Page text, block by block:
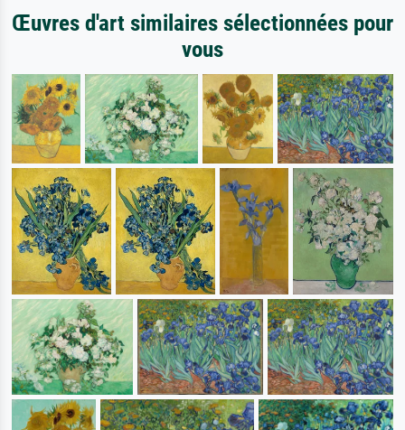
Œuvres d'art similaires sélectionnées pour
vous